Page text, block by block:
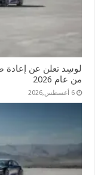
لوسِد تعلن عن إعادة
من عام 2026
6 أغسطس,2026